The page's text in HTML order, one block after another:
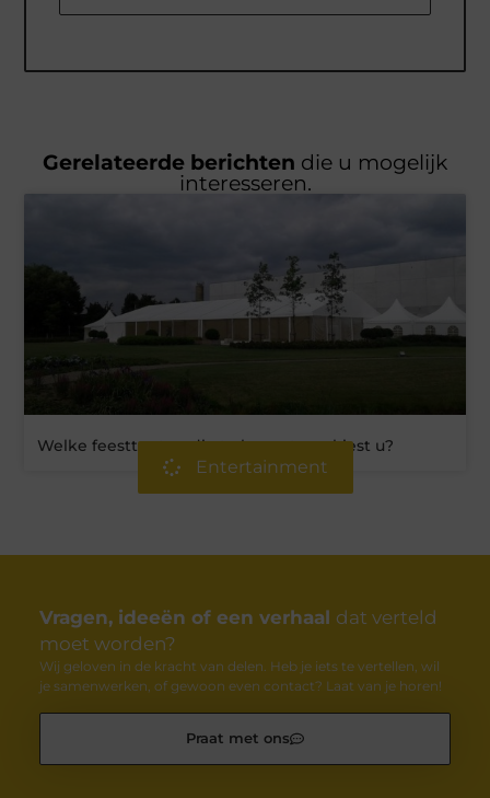
Gerelateerde berichten die u mogelijk
interesseren.
Welke feesttenten die te huur staan, kiest u?
Entertainment
Vragen, ideeën of een verhaal dat verteld
moet worden?
Wij geloven in de kracht van delen. Heb je iets te vertellen, wil
je samenwerken, of gewoon even contact? Laat van je horen!
Praat met ons